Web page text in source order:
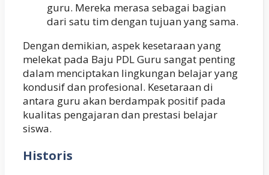
guru. Mereka merasa sebagai bagian
dari satu tim dengan tujuan yang sama.
Dengan demikian, aspek kesetaraan yang
melekat pada Baju PDL Guru sangat penting
dalam menciptakan lingkungan belajar yang
kondusif dan profesional. Kesetaraan di
antara guru akan berdampak positif pada
kualitas pengajaran dan prestasi belajar
siswa.
Historis